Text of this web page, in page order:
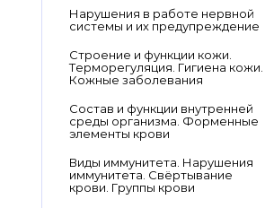
Нарушения в работе нервной
системы и их предупреждение
Строение и функции кожи.
Терморегуляция. Гигиена кожи.
Кожные заболевания
Состав и функции внутренней
среды организма. Форменные
элементы крови
Виды иммунитета. Нарушения
иммунитета. Свёртывание
крови. Группы крови